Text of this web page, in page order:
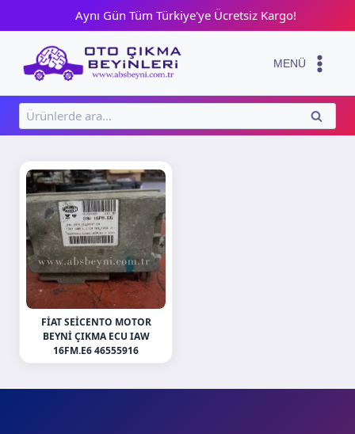
content
Aynı Gün Tüm Türkiye'ye Ücretsiz Kargo!
MENÜ
Ara:
ARA
FIAT SEICENTO MOTOR
BEYNI ÇIKMA ECU IAW
16FM.E6 46555916